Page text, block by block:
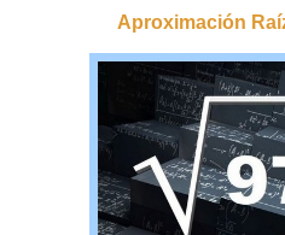
Aproximación